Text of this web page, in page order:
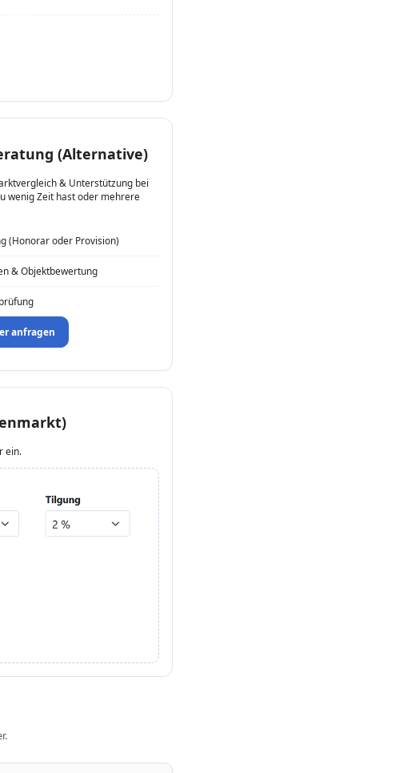
(Alternative)
& Unterstützung bei
wenig Zeit hast oder mehrere
(Honorar oder Provision)
& Objektbewertung
anfragen
ein.